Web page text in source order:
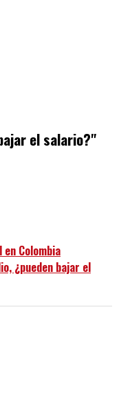
el salario?"
Colombia
¿pueden bajar el